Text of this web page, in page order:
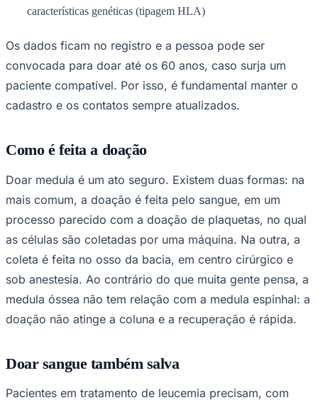
Santos
características genéticas (tipagem HLA)
Os dados ficam no registro e a pessoa pode ser
convocada para doar até os 60 anos, caso surja um
paciente compatível. Por isso, é fundamental manter o
cadastro e os contatos sempre atualizados.
Como é feita a doação
Doar medula é um ato seguro. Existem duas formas: na
mais comum, a doação é feita pelo sangue, em um
processo parecido com a doação de plaquetas, no qual
as células são coletadas por uma máquina. Na outra, a
coleta é feita no osso da bacia, em centro cirúrgico e
sob anestesia. Ao contrário do que muita gente pensa, a
medula óssea não tem relação com a medula espinhal: a
doação não atinge a coluna e a recuperação é rápida.
Doar sangue também salva
Pacientes em tratamento de leucemia precisam, com